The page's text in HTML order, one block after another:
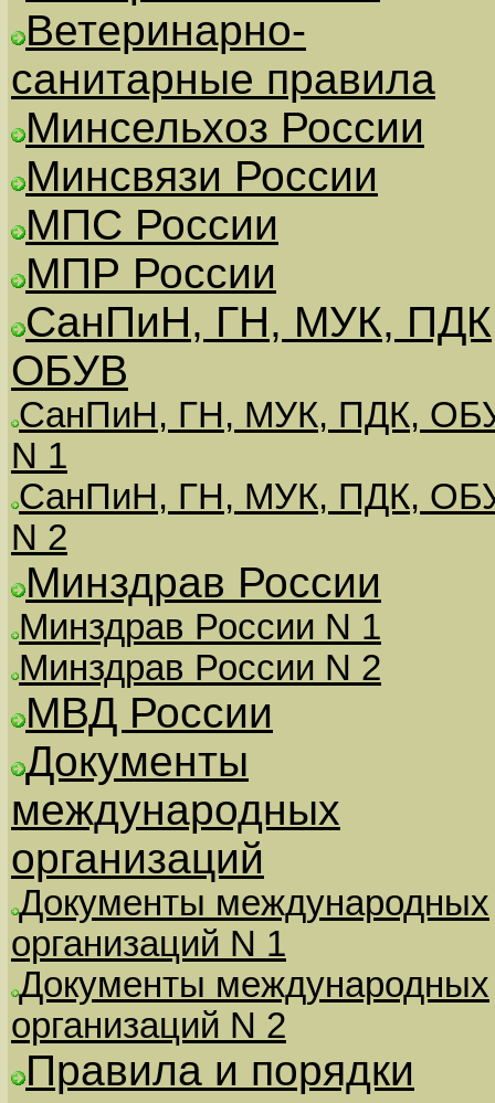
Ветеринарно-
санитарные правила
Минсельхоз России
Минсвязи России
МПС России
МПР России
СанПиН, ГН, МУК,
ОБУВ
СанПиН, ГН, МУК, ПДК,
N 1
СанПиН, ГН, МУК, ПДК,
N 2
Минздрав России
Минздрав России N 1
Минздрав России N 2
МВД России
Документы
международных
организаций
Документы международных
организаций N 1
Документы международных
организаций N 2
Правила и порядки